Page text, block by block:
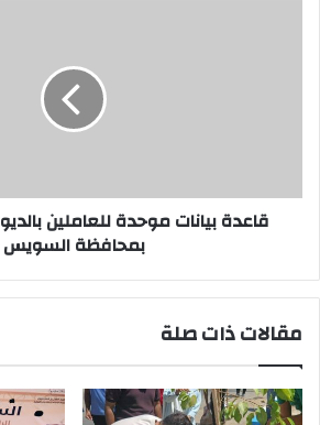
السويس
قاعدة بيانات موحدة للعاملين
بمحافظة السويس
مقالات ذات صلة